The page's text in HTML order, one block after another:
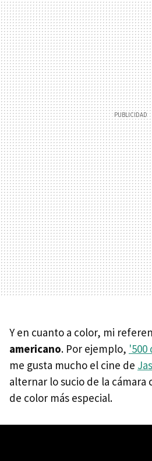
Y en cuanto a color, mi
americano. Por ejemplo, '500
me gusta mucho el cine de
alternar lo sucio de la
de color más especial.